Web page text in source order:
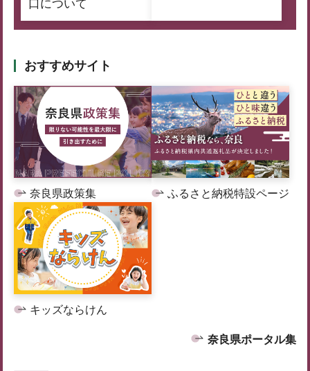
口について
おすすめサイト
奈良県政策集 ふるさと納税特設ページ
キッズならけん
奈良県ポータル集